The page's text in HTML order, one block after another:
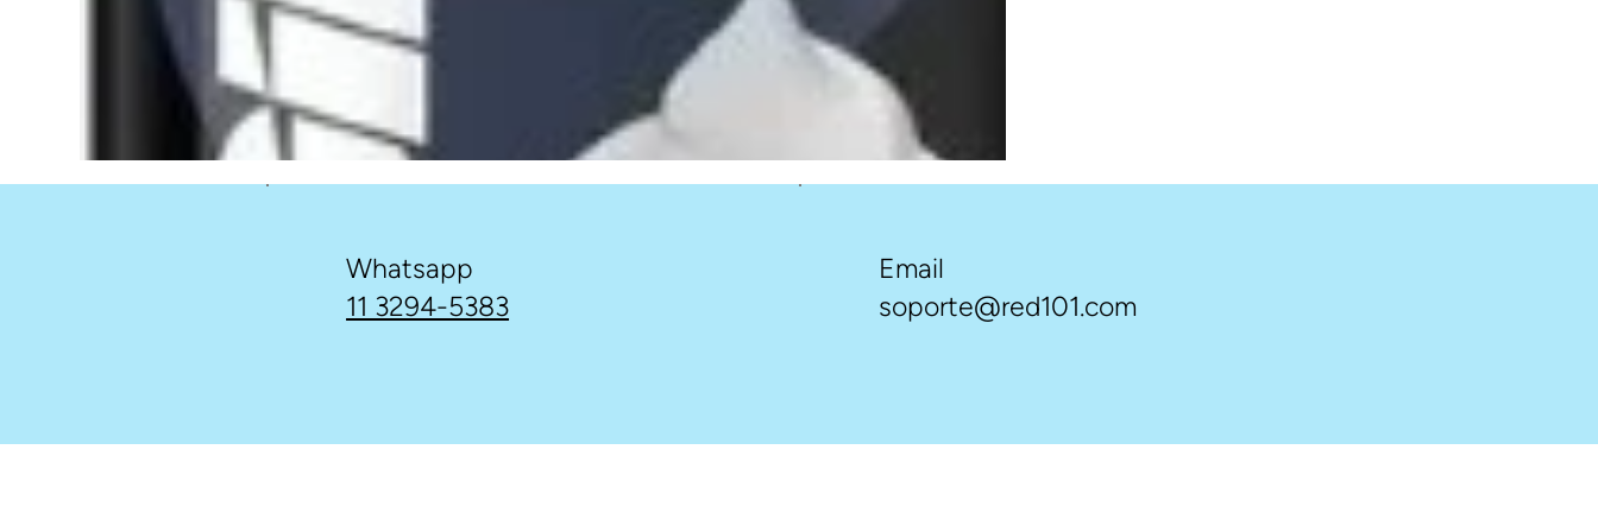
Whatsapp
11 3294-5383
Email
soporte@red101.com